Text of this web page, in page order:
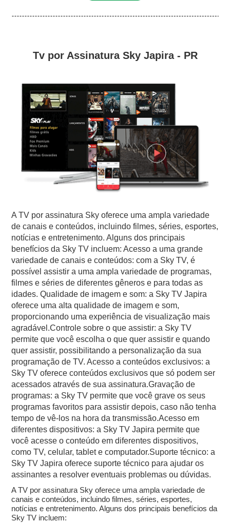
Tv por Assinatura Sky Japira - PR
A TV por assinatura Sky oferece uma ampla variedade
de canais e conteúdos, incluindo filmes, séries, esportes,
notícias e entretenimento. Alguns dos principais
benefícios da Sky TV incluem: Acesso a uma grande
variedade de canais e conteúdos: com a Sky TV, é
possível assistir a uma ampla variedade de programas,
filmes e séries de diferentes gêneros e para todas as
idades. Qualidade de imagem e som: a Sky TV Japira
oferece uma alta qualidade de imagem e som,
proporcionando uma experiência de visualização mais
agradável.Controle sobre o que assistir: a Sky TV
permite que você escolha o que quer assistir e quando
quer assistir, possibilitando a personalização da sua
programação de TV. Acesso a conteúdos exclusivos: a
Sky TV oferece conteúdos exclusivos que só podem ser
acessados através de sua assinatura.Gravação de
programas: a Sky TV permite que você grave os seus
programas favoritos para assistir depois, caso não tenha
tempo de vê-los na hora da transmissão.Acesso em
diferentes dispositivos: a Sky TV Japira permite que
você acesse o conteúdo em diferentes dispositivos,
como TV, celular, tablet e computador.Suporte técnico: a
Sky TV Japira oferece suporte técnico para ajudar os
assinantes a resolver eventuais problemas ou dúvidas.
A TV por assinatura Sky oferece uma ampla variedade de
canais e conteúdos, incluindo filmes, séries, esportes,
notícias e entretenimento. Alguns dos principais benefícios da
Sky TV incluem: